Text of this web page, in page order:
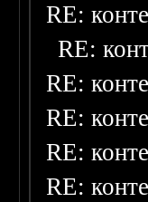
RE:
RE:
RE:
RE:
RE:
RE: